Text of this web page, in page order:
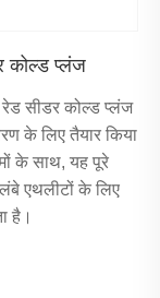
कोल्ड प्लंज
सीडर कोल्ड प्लंज
के लिए तैयार किया
के साथ, यह पूरे
एथलीटों के लिए
है।